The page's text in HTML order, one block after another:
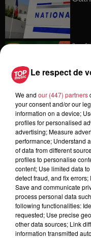
6
Au
6
Les
5
Le respect de
We and our (447) partners
your consent and/or our
information on a device;
profiles for personalised
advertising; Measure
performance; Understand
of data from different
profiles to personalise
content; Use limited data
detect fraud, and fix
Save and communicate
process personal data
following functionalities:
requested; Use precise
other data sources; Link
information transmitted